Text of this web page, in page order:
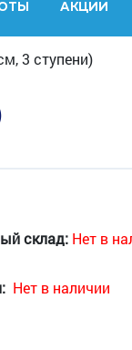
АКЦИИ
3 ступени)
склад: Нет в
Нет в наличии